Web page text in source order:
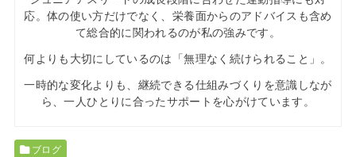
応。体の使い方だけでなく、栄養面からのアドバイスも含め
て総合的に関われるのが私の強みです。
何よりも大切にしているのは「無理なく続けられること」。
一時的な変化よりも、継続できる仕組みづくりを意識しなが
ら、一人ひとりに合ったサポートを心がけています。
ブログ